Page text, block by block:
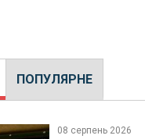
ПОПУЛЯРНЕ
08 серпень 2026